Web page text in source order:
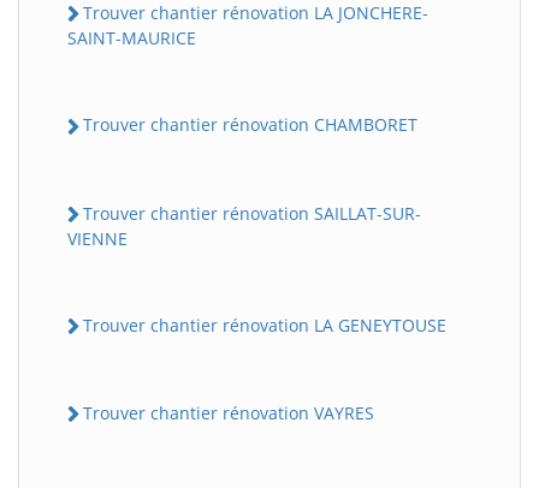
Trouver chantier rénovation LA JONCHERE-
SAINT-MAURICE
Trouver chantier rénovation CHAMBORET
Trouver chantier rénovation SAILLAT-SUR-
VIENNE
Trouver chantier rénovation LA GENEYTOUSE
Trouver chantier rénovation VAYRES